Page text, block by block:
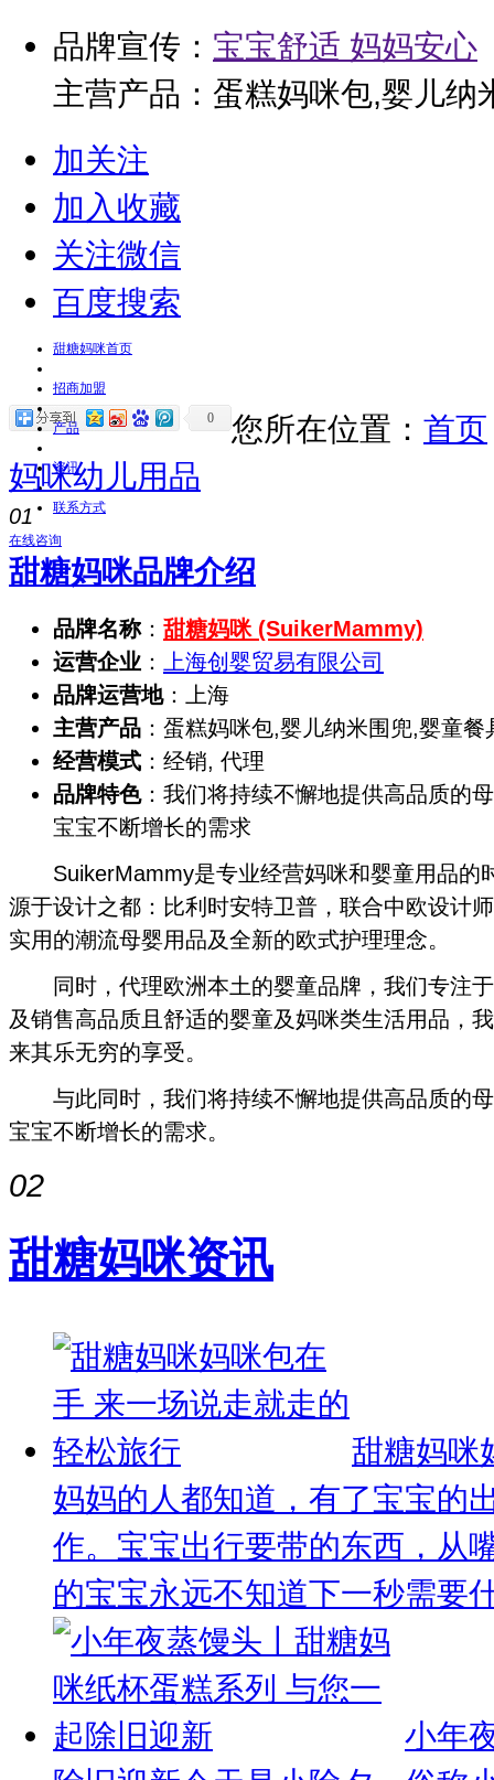
品牌宣传： 宝宝舒适 妈妈安心
主营产品：蛋糕妈咪包,婴儿纳
加关注
加入收藏
关注微信
百度搜索
甜糖妈咪首页
招商加盟
产品
资讯
联系方式
在线咨询
0 您所在位置： 首页
妈咪幼儿用品
01
甜糖妈咪品牌介绍
品牌名称： 甜糖妈咪 (SuikerMammy)
运营企业 ：
上海创婴贸易有限公司
品牌运营地：上海
主营产品 ：蛋糕妈咪包,婴儿纳米围兜,婴童餐
经营模式 ：经销, 代理
品牌特色：我们将持续不懈地提供高品质的
宝宝不断增长的需求
SuikerMammy是专业经营妈咪和婴童用品的
源于设计之都：比利时安特卫普，联合中欧设计
实用的潮流母婴用品及全新的欧式护理理念。
同时，代理欧洲本土的婴童品牌，我们专注于
及销售高品质且舒适的婴童及妈咪类生活用品，
来其乐无穷的享受。
与此同时，我们将持续不懈地提供高品质的母
宝宝不断增长的需求。
02
甜糖妈咪资讯
甜糖妈咪
妈妈的人都知道，有了宝宝的
作。宝宝出行要带的东西，从
的宝宝永远不知道下一秒需要
小年